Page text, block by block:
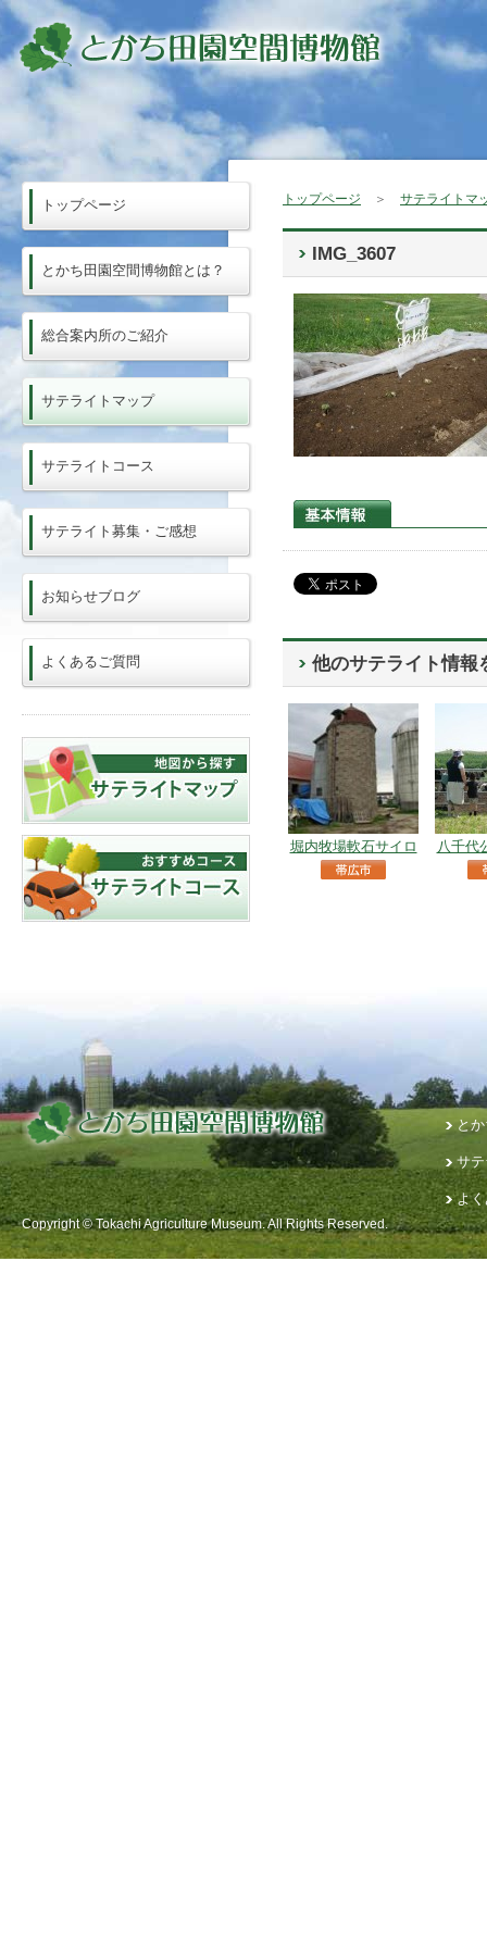
トップページ ＞ サテライトマ
IMG_3607
他のサテライト情報
堀内牧場軟石サイロ 八千代
トップページ
とかち田園空間博物館とは？
総合案内所のご紹介
サテライトマップ
サテライトコース
サテライト募集・ご感想
お知らせブログ
よくあるご質問
と
サ
よ
Copyright © Tokachi Agriculture Museum. All Rights Reserved.